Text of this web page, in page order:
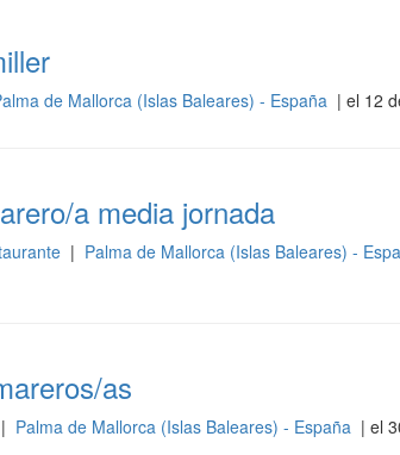
de Mallorca (Islas Baleares) - España | el 12
a media jornada
| Palma de Mallorca (Islas Baleares) -
as
| Palma de Mallorca (Islas Baleares) - España | el